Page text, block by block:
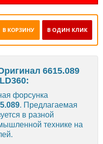
В ОДИН КЛИК
В КОРЗИНУ
6615.089
форсунка
. Предлагаемая
в разной
технике на